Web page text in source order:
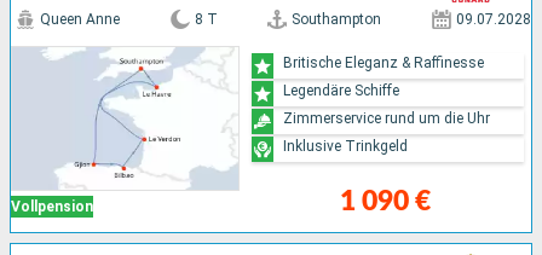
Vollpension
Queen Anne 8 T Southampton 09.07.2028
1 090 €
Britische Eleganz & Raffinesse
Legendäre Schiffe
Zimmerservice rund um die Uhr
Inklusive Trinkgeld